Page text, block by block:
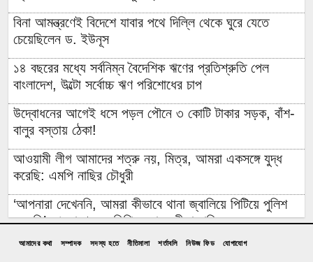
বিনা আমন্ত্রণেই বিদেশে যাবার পথে দিল্লি থেকে ঘুরে যেতে
চেয়েছিলেন ড. ইউনূস
১৪ বছরের মধ্যে সর্বনিম্ন বৈদেশিক ঋণের প্রতিশ্রুতি পেল
বাংলাদেশ, উল্টো সর্বোচ্চ ঋণ পরিশোধের চাপ
উদ্বোধনের আগেই ধসে পড়ল পৌনে ৩ কোটি টাকার সড়ক, বাঁশ-
বালুর বস্তায় ঠেকা!
আওয়ামী লীগ আমাদের শত্রু নয়, মিত্র, আমরা একসঙ্গে যুদ্ধ
করেছি: এমপি নাছির চৌধুরী
‘আপনারা দেখেননি, আমরা কীভাবে থানা জ্বালিয়ে পিটিয়ে পুলিশ
মেরেছি’: প্রকাশ্যে এনসিপি নেতার স্বীকারোক্তি
রিয়ালের সঙ্গে আরও ছয় বছরের চুক্তি বাড়ালেন ভিনিসিউস
আমাদের কথা সম্পাদক সদস্য হতে নীতিমালা শর্তাবলি নিউজ ফিড যোগাযোগ